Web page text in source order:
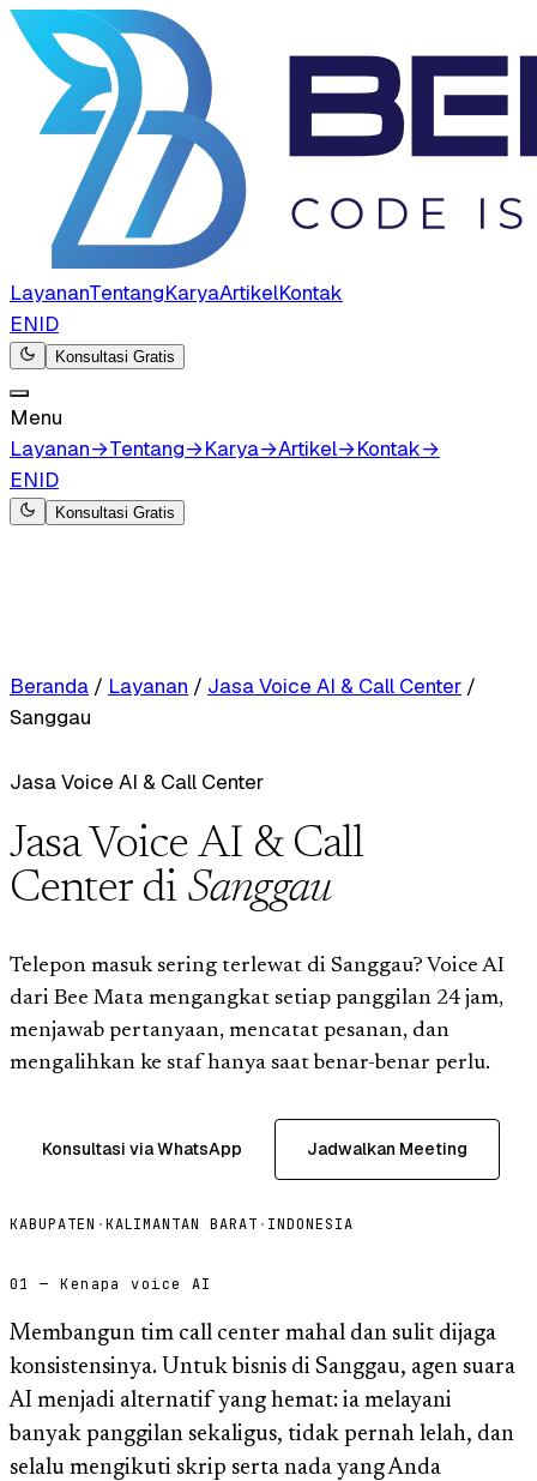
LayananTentangKaryaArtikelKontak
ENID
Konsultasi Gratis
Menu
Layanan→Tentang→Karya→Artikel→Kontak→
ENID
Konsultasi Gratis
Beranda / Layanan / Jasa Voice AI & Call Center /
Sanggau
Jasa Voice AI & Call Center
Jasa Voice AI & Call
Center di Sanggau
Telepon masuk sering terlewat di Sanggau? Voice AI
dari Bee Mata mengangkat setiap panggilan 24 jam,
menjawab pertanyaan, mencatat pesanan, dan
mengalihkan ke staf hanya saat benar-benar perlu.
Konsultasi via WhatsApp Jadwalkan Meeting
KABUPATEN ·KALIMANTAN BARAT · INDONESIA
01 — Kenapa voice AI
Membangun tim call center mahal dan sulit dijaga
konsistensinya. Untuk bisnis di Sanggau, agen suara
AI menjadi alternatif yang hemat: ia melayani
banyak panggilan sekaligus, tidak pernah lelah, dan
selalu mengikuti skrip serta nada yang Anda